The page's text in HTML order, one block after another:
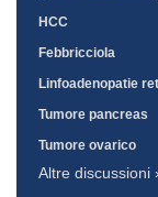
HCC
Febbricciola
Linfoadenopatie
Tumore pancreas
Tumore ovarico
Altre discussioni